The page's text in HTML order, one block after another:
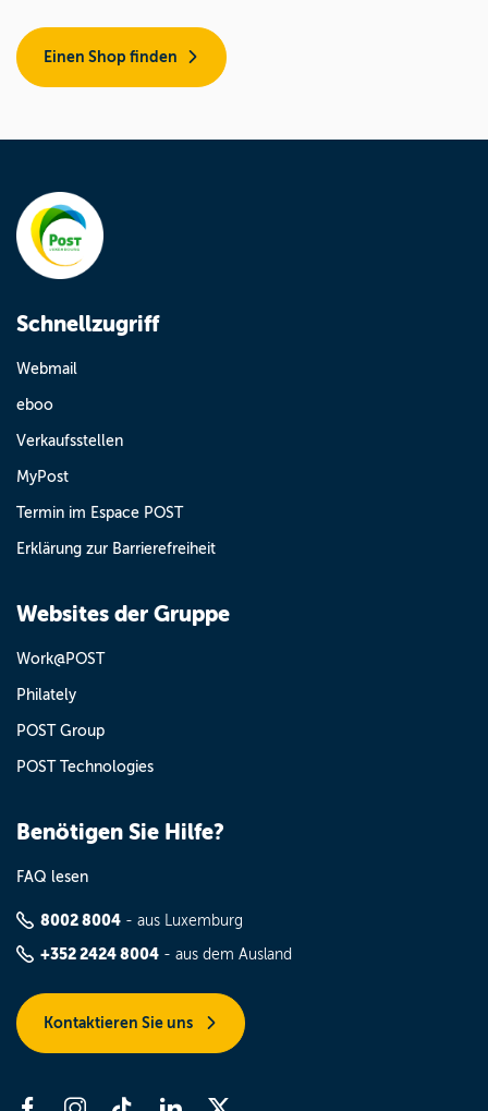
Einen Shop finden
Schnellzugriff
Webmail
eboo
Verkaufsstellen
MyPost
Termin im Espace POST
Erklärung zur Barrierefreiheit
Websites der Gruppe
Work@POST
Philately
POST Group
POST Technologies
Benötigen Sie Hilfe?
FAQ lesen
8002 8004 - aus Luxemburg
+352 2424 8004 - aus dem Ausland
Kontaktieren Sie uns